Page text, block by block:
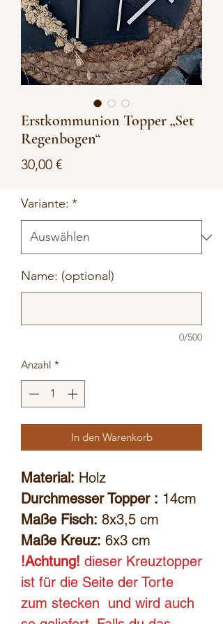
Erstkommunion Topper „Set
Regenbogen“
30,00 €Preis
Variante: *
Name: (optional)
0/500
Anzahl *
In den Warenkorb
Material: Holz
Durchmesser Topper : 14cm
Maße Fisch: 8x3,5 cm
Maße Kreuz: 6x3 cm
!Achtung! dieser Kreuztopper
ist für die Seite der Torte
zum stecken und wird auch